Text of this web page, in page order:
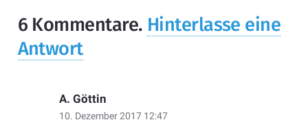
6 Kommentare. Hinterlasse eine
Antwort
A. Göttin
10. Dezember 2017 12:47